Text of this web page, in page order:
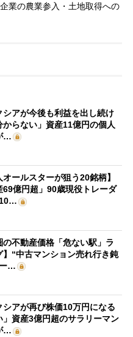
業の農業参入・土地取得への
シアが今後も利益を出し続け
からない」資産11億円の個人
…
オールスターが狙う20銘柄】
69億円超」90歳現役トレーダ
の不動産価格「危ない駅」ラ
】“中古マンション売れ行き鈍
…
シアが再び株価10万円になる
」資産3億円超のサラリーマン
…